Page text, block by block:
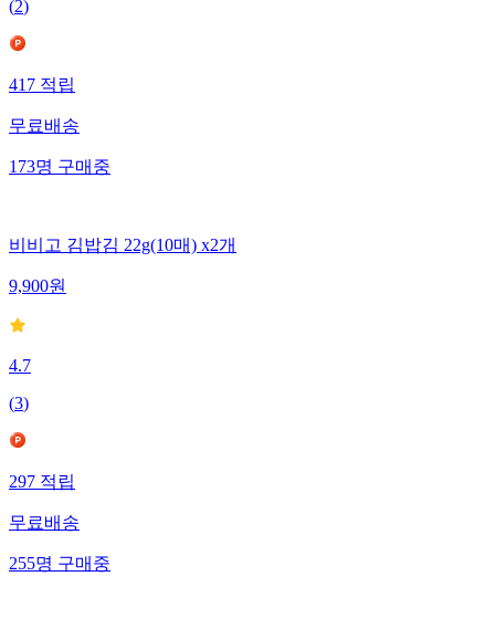
(2)
417적립
무료배송
173명구매중
비비고 김밥김 22g(10매) x2개
9,900원
4.7
(3)
297적립
무료배송
255명구매중